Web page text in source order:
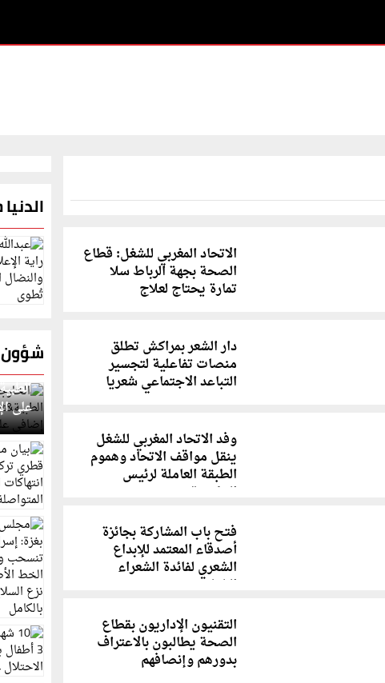
الاتحاد المغربي للشغل: قطاع
الصحة بجهة الرباط سلا
تمارة يحتاج لعلاج
دار الشعر بمراكش تطلق
منصات تفاعلية لتجسير
التباعد الاجتماعي شعريا
وفد الاتحاد المغربي للشغل
ينقل مواقف الاتحاد وهموم
الطبقة العاملة لرئيس
الحكومة
فتح باب المشاركة بجائزة
أصدقاء المعتمد للإبداع
الشعري لفائدة الشعراء
الشباب
التقنيون الإداريون بقطاع
الصحة يطالبون بالاعتراف
بدورهم وإنصافهم
على